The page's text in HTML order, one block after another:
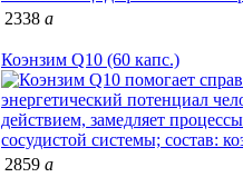
2338 a
Коэнзим Q10 (60 капс.)
2859 a